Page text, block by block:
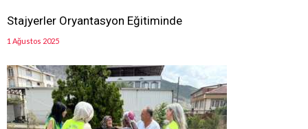
Stajyerler Oryantasyon Eğitiminde
1 Ağustos 2025